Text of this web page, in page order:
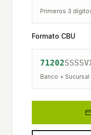
Primeros 3
Formato CBU
71202SSSSV
Banco +